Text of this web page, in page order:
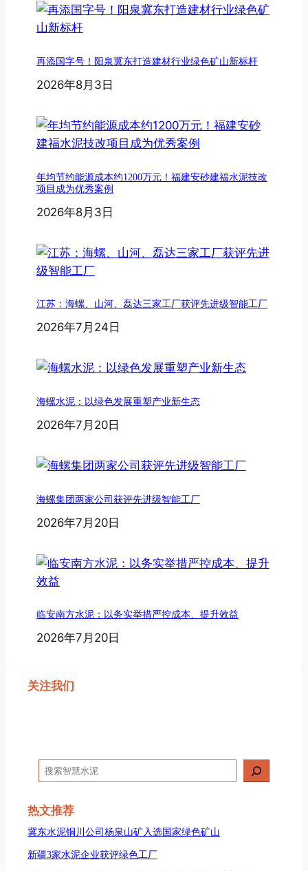
再添国字号！阳泉冀东打造建材行业绿色矿山新标杆
2026年8月3日
年均节约能源成本约1200万元！福建安砂建福水泥技改
项目成为优秀案例
2026年8月3日
江苏：海螺、山河、磊达三家工厂获评先进级智能工厂
2026年7月24日
海螺水泥：以绿色发展重塑产业新生态
2026年7月20日
海螺集团两家公司获评先进级智能工厂
2026年7月20日
临安南方水泥：以务实举措严控成本、提升效益
2026年7月20日
关注我们
搜
索
热文推荐
冀东水泥铜川公司杨泉山矿入选国家绿色矿山
新疆3家水泥企业获评绿色工厂